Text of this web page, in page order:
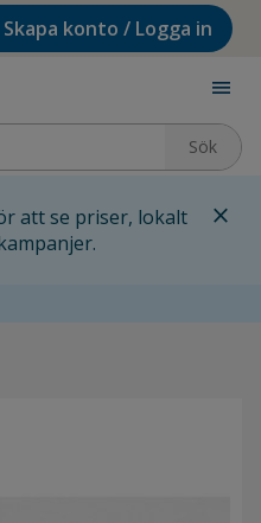
Skapa konto / Logga in
menu
Sök
att se priser, lokalt
close